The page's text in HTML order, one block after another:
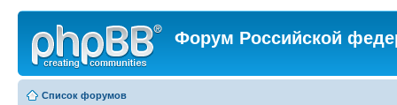
Форум Российской
Список форумов